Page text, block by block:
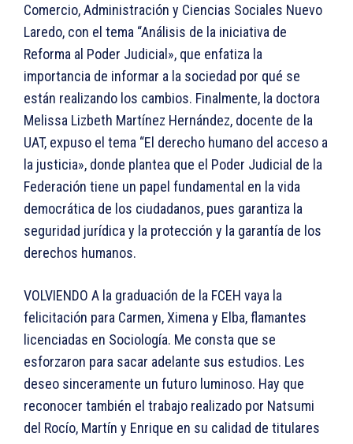
Comercio, Administración y Ciencias Sociales Nuevo
Laredo, con el tema “Análisis de la iniciativa de
Reforma al Poder Judicial», que enfatiza la
importancia de informar a la sociedad por qué se
están realizando los cambios. Finalmente, la doctora
Melissa Lizbeth Martínez Hernández, docente de la
UAT, expuso el tema “El derecho humano del acceso a
la justicia», donde plantea que el Poder Judicial de la
Federación tiene un papel fundamental en la vida
democrática de los ciudadanos, pues garantiza la
seguridad jurídica y la protección y la garantía de los
derechos humanos.
VOLVIENDO A la graduación de la FCEH vaya la
felicitación para Carmen, Ximena y Elba, flamantes
licenciadas en Sociología. Me consta que se
esforzaron para sacar adelante sus estudios. Les
deseo sinceramente un futuro luminoso. Hay que
reconocer también el trabajo realizado por Natsumi
del Rocío, Martín y Enrique en su calidad de titulares